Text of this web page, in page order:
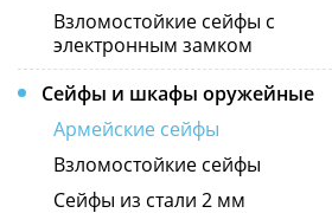
Взломостойкие сейфы с
электронным замком
Сейфы и шкафы оружейные
Армейские сейфы
Взломостойкие сейфы
Сейфы из стали 2 мм